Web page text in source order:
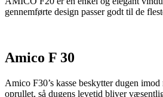
gennemførte design passer godt til de
Amico F 30
Amico F30’s kasse beskytter dugen
oprullet, så dugens levetid bliver